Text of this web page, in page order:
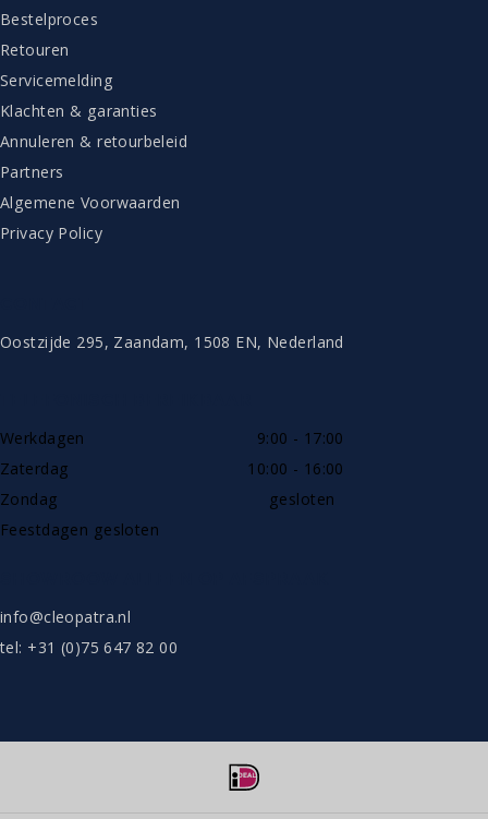
Bestelproces
Retouren
Servicemelding
Klachten & garanties
Annuleren & retourbeleid
Partners
Algemene Voorwaarden
Privacy Policy
Oostzijde 295, Zaandam, 1508 EN, Nederland
Werkdagen
9:00 - 17:00
Zaterdag
10:00 - 16:00
Zondag
gesloten
Feestdagen gesloten
info@cleopatra.nl
tel: +31 (0)75 647 82 00